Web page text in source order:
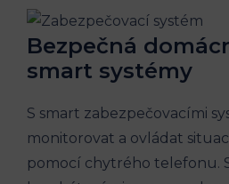
Bezpečná
smart systémy
S smart zabezpečovacími
monitorovat a ovládat
pomocí chytrého telefonu.